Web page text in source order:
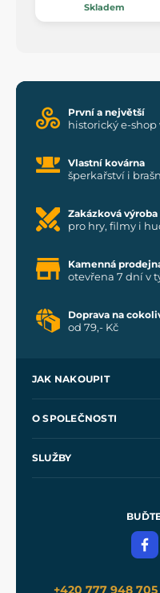
Skladem
První a největší
historický e-shop
Vlastní kovárna
šperkařství i
Zakázková výroba
pro hry, filmy i
Kamenná
otevřena 7 dní v
Doprava na
od 79,- Kč
JAK NAKOUPIT
Velkoobchod
O SPOLEČNOSTI
SLUŽBY
Meče pro Kingdom
+420 777 948 705